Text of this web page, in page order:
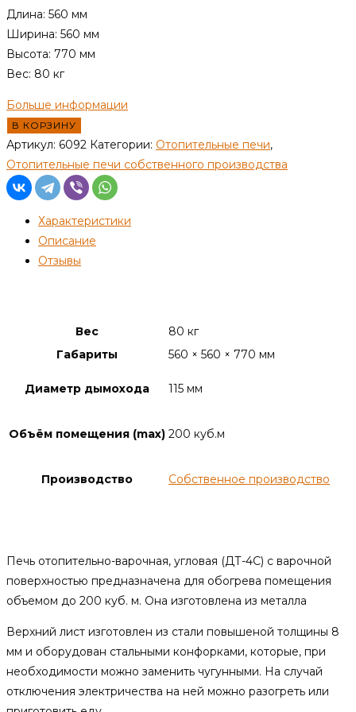
Длина: 560 мм
Ширина: 560 мм
Высота: 770 мм
Вес: 80 кг
Больше информации
Количество
товара
Печь
отопительно-
варочная,
угловая
(ДТ-4)
В КОРЗИНУ
Артикул: 6092 Категории: Отопительные печи,
Отопительные печи собственного производства
Характеристики
Описание
Отзывы
Вес
80 кг
Габариты
560 × 560 × 770 мм
Диаметр дымохода 115 мм
Объём помещения (max) 200 куб.м
Производство Собственное производство
Печь отопительно-варочная, угловая (ДТ-4С) с варочной
поверхностью предназначена для обогрева помещения
объемом до 200 куб. м. Она изготовлена из металла
Верхний лист изготовлен из стали повышеной толщины 8
мм и оборудован стальными конфорками, которые, при
необходимости можно заменить чугунными. На случай
отключения электричества на ней можно разогреть или